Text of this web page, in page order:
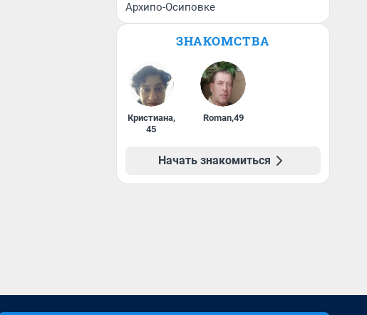
Архипо-Осиповке
ЗНАКОМСТВА
Кристиана,
45
Roman,49
Начать знакомиться